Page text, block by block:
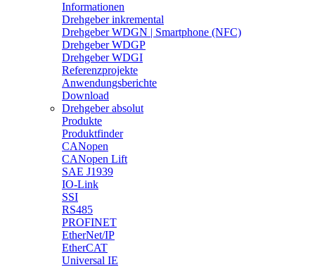
Informationen
Drehgeber inkremental
Drehgeber WDGN | Smartphone (NFC)
Drehgeber WDGP
Drehgeber WDGI
Referenzprojekte
Anwendungsberichte
Download
Drehgeber absolut
Produkte
Produktfinder
CANopen
CANopen Lift
SAE J1939
IO-Link
SSI
RS485
PROFINET
EtherNet/IP
EtherCAT
Universal IE